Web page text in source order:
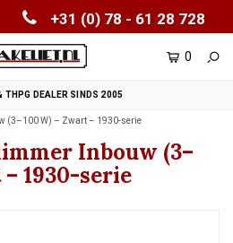
+31 (0) 78 - 61 28 728
0
THPG DEALER SINDS 2005
(3–100 W) – Zwart – 1930-serie
Inbouw (3–
1930-serie